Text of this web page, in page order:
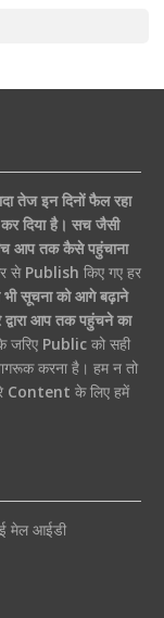
तेज इन दिनों फैल रहा
दिया है। सच जैसी
आप तक कैसे पहुंचाना
से Publish किए गए हर
सूचना को आगे बढ़ाने
आप तक पहुंचने का
जरिए Publicको सही
करना है। हम न तो
Content के लिए हमें
मेल आईडी